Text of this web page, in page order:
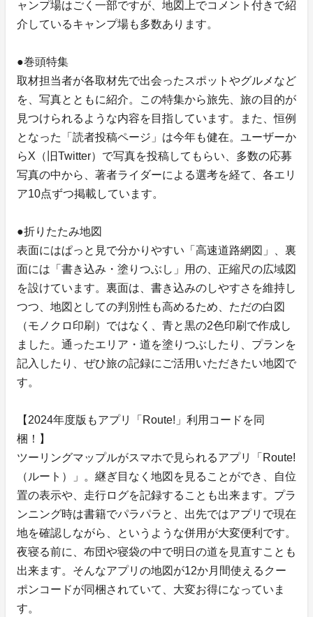
ャンプ場はごく一部ですが、地図上でコメント付きで紹
介しているキャンプ場も多数あります。
●巻頭特集
取材担当者が各取材先で出会ったスポットやグルメなど
を、写真とともに紹介。この特集から旅先、旅の目的が
見つけられるような内容を目指しています。また、恒例
となった「読者投稿ページ」は今年も健在。ユーザーか
らX（旧Twitter）で写真を投稿してもらい、多数の応募
写真の中から、著者ライダーによる選考を経て、各エリ
ア10点ずつ掲載しています。
●折りたたみ地図
表面にはぱっと見で分かりやすい「高速道路網図」、裏
面には「書き込み・塗りつぶし」用の、正縮尺の広域図
を設けています。裏面は、書き込みのしやすさを維持し
つつ、地図としての判別性も高めるため、ただの白図
（モノクロ印刷）ではなく、青と黒の2色印刷で作成し
ました。通ったエリア・道を塗りつぶしたり、プランを
記入したり、ぜひ旅の記録にご活用いただきたい地図で
す。
【2024年度版もアプリ「Route!」利用コードを同
梱！】
ツーリングマップルがスマホで見られるアプリ「Route!
（ルート）」。継ぎ目なく地図を見ることができ、自位
置の表示や、走行ログを記録することも出来ます。プラ
ンニング時は書籍でパラパラと、出先ではアプリで現在
地を確認しながら、というような併用が大変便利です。
夜寝る前に、布団や寝袋の中で明日の道を見直すことも
出来ます。そんなアプリの地図が12か月間使えるクー
ポンコードが同梱されていて、大変お得になっていま
す。